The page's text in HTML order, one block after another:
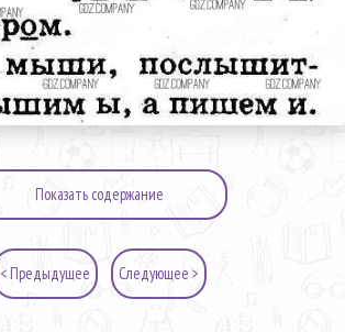
Показать содержание
< Предыдущее Следующее >